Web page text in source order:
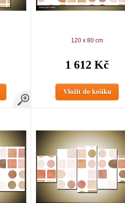
120 x 80 cm
1 612 Kč
Vložit do košíku